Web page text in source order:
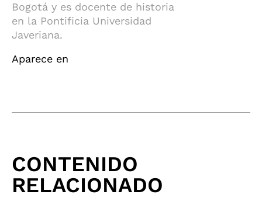
Bogotá y es docente de historia
en la Pontificia Universidad
Javeriana.
Aparece en
CONTENIDO
RELACIONADO